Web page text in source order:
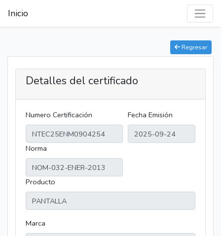
Inicio
Regresar
Detalles del certificado
Numero Certificación Fecha Emisión
Norma
Producto
Marca